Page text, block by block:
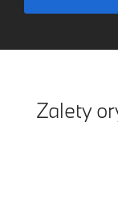
Zalety